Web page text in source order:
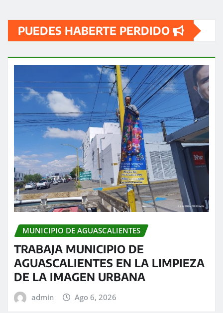
PUEDES HABERTE PERDIDO
MUNICIPIO DE AGUASCALIENTES
TRABAJA MUNICIPIO DE
AGUASCALIENTES EN LA LIMPIEZA
DE LA IMAGEN URBANA
admin Ago 6, 2026